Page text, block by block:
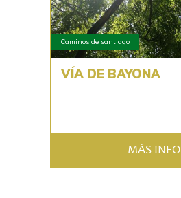
Caminos de santiago
VÍA DE BAYONA
MÁS INFO